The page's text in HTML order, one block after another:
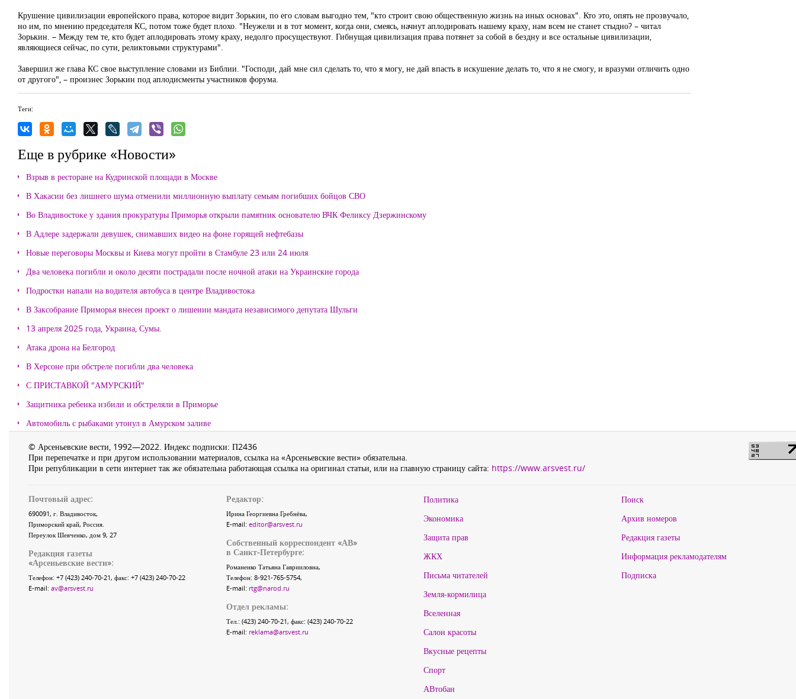
Крушение цивилизации европейского права, которое видит Зорькин, по его словам выгодно тем, "кто строит свою общественную жизнь на иных основах". Кто это, опять не прозвучало,
но им, по мнению председателя КС, потом тоже будет плохо. "Неужели и в тот момент, когда они, смеясь, начнут аплодировать нашему краху, нам всем не станет стыдно? – читал
Зорькин. – Между тем те, кто будет аплодировать этому краху, недолго просуществуют. Гибнущая цивилизация права потянет за собой в бездну и все остальные цивилизации,
являющиеся сейчас, по сути, реликтовыми структурами".
Завершил же глава КС свое выступление словами из Библии. "Господи, дай мне сил сделать то, что я могу, не дай впасть в искушение делать то, что я не смогу, и вразуми отличить одно
от другого", – произнес Зорькин под аплодисменты участников форума.
Теги:
Еще в рубрике «Новости»
Взрыв в ресторане на Кудринской площади в Москве
В Хакасии без лишнего шума отменили миллионную выплату семьям погибших бойцов СВО
Во Владивостоке у здания прокуратуры Приморья открыли памятник основателю ВЧК Феликсу Дзержинскому
В Адлере задержали девушек, снимавших видео на фоне горящей нефтебазы
Новые переговоры Москвы и Киева могут пройти в Стамбуле 23 или 24 июля
Два человека погибли и около десяти пострадали после ночной атаки на Украинские города
Подростки напали на водителя автобуса в центре Владивостока
В Заксобрание Приморья внесен проект о лишении мандата независимого депутата Шульги
13 апреля 2025 года, Украина, Сумы.
Атака дрона на Белгород
В Херсоне при обстреле погибли два человека
С ПРИСТАВКОЙ "АМУРСКИЙ"
Защитника ребенка избили и обстреляли в Приморье
Автомобиль с рыбаками утонул в Амурском заливе
© Арсеньевские вести, 1992—2022. Индекс подписки: П2436
При перепечатке и при другом использовании материалов, ссылка на «Арсеньевские вести» обязательна.
При републикации в сети интернет так же обязательна работающая ссылка на оригинал статьи, или на главную страницу сайта: https://www.arsvest.ru/
Почтовый адрес:
690091, г. Владивосток,
Приморский край, Россия.
Переулок Шевченко, дом 9, 27
Редакция газеты
«Арсеньевские вести»:
Телефон: +7 (423) 240-70-21, факс: +7 (423) 240-70-22
E-mail: av@arsvest.ru
Редактор:
Ирина Георгиевна Гребнёва,
E-mail: editor@arsvest.ru
Собственный корреспондент «АВ»
в Санкт-Петербурге:
Романенко Татьяна Гаврииловна,
Телефон: 8-921-765-5754,
E-mail: rtg@narod.ru
Отдел рекламы:
Тел.: (423) 240-70-21, факс: (423) 240-70-22
E-mail: reklama@arsvest.ru
Политика
Экономика
Защита прав
ЖКХ
Письма читателей
Земля-кормилица
Вселенная
Салон красоты
Вкусные рецепты
Спорт
АВтобан
Поиск
Архив номеров
Редакция газеты
Информация рекламодателям
Подписка